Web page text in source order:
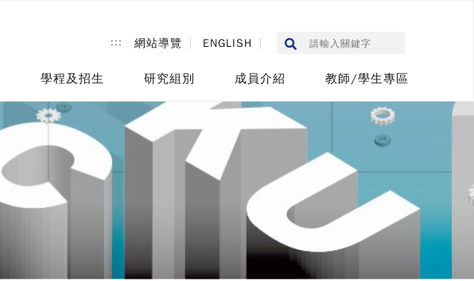
::: 網站導覽 ENGLISH
學程及招生 研究組別 成員介紹 教師/學生專區